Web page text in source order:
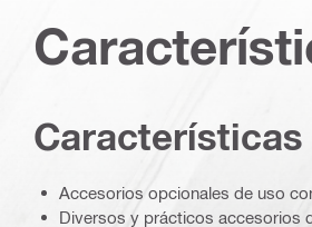
Características
Accesorios opcionales de uso
Diversos y prácticos accesorios